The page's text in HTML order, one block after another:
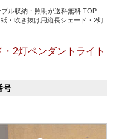
ル収納・照明が送料無料 TOP
・吹き抜け用縦長シェード・2灯
2灯ペンダントライト
号